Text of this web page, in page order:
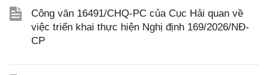
Công văn 16491/CHQ-PC của Cục Hải quan về
việc triển khai thực hiện Nghị định 169/2026/NĐ-
CP